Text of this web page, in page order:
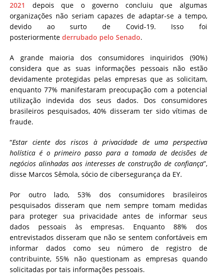
2021
depois que o governo concluiu que algumas
organizações não seriam capazes de adaptar-se a tempo,
devido ao surto de Covid-19. Isso foi
posteriormente derrubado pelo Senado.
A grande maioria dos consumidores inquiridos (90%)
considera que as suas informações pessoais não estão
devidamente protegidas pelas empresas que as solicitam,
enquanto 77% manifestaram preocupação com a potencial
utilização indevida dos seus dados. Dos consumidores
brasileiros pesquisados, 40% disseram ter sido vítimas de
fraude.
“Estar ciente dos riscos à privacidade de uma perspectiva
holística é o primeiro passo para a tomada de decisões de
negócios alinhadas aos interesses de construção de confiança”,
disse Marcos Sêmola, sócio de cibersegurança da EY.
Por outro lado, 53% dos consumidores brasileiros
pesquisados ​​disseram que nem sempre tomam medidas
para proteger sua privacidade antes de informar seus
dados pessoais às empresas. Enquanto 88% dos
entrevistados disseram que não se sentem confortáveis ​​em
informar dados como seu número de registro de
contribuinte, 55% não questionam as empresas quando
solicitadas por tais informações pessoais.